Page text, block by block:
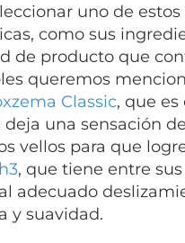
uno de
como sus
de producto que
queremos
Classic, que
una sensación
vellos para que
, que tiene entre
adecuado
y suavidad.